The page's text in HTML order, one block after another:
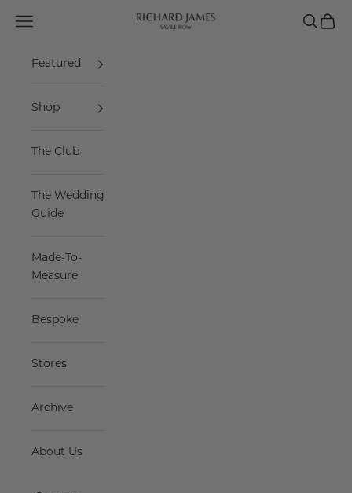
Richard James Savile Row
Navigation menu Search
Cart
Featured
Shop
The Club
The Wedding
Guide
Made-To-
Measure
Bespoke
Stores
Archive
About Us